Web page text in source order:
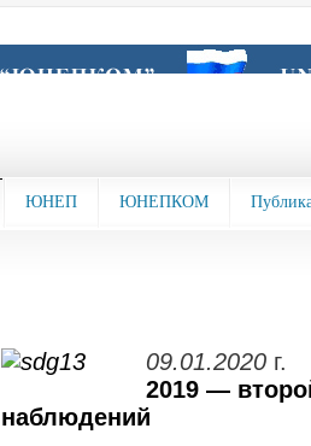
ЮНЕП ЮНЕПКОМ
09.01.2020г.
2019 —
наблюдений